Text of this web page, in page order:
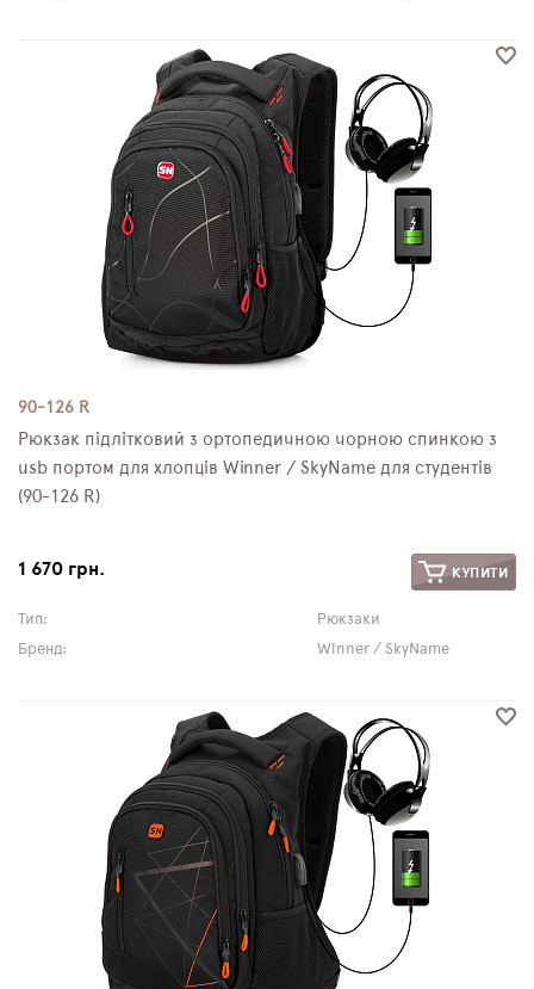
90-126 R
Рюкзак підлітковий з ортопедичною чорною спинкою з
usb портом для хлопців Winner / SkyName для студентів
(90-126 R)
1 670 грн. КУПИТИ
Тип:
Рюкзаки
Бренд:
Winner / SkyName